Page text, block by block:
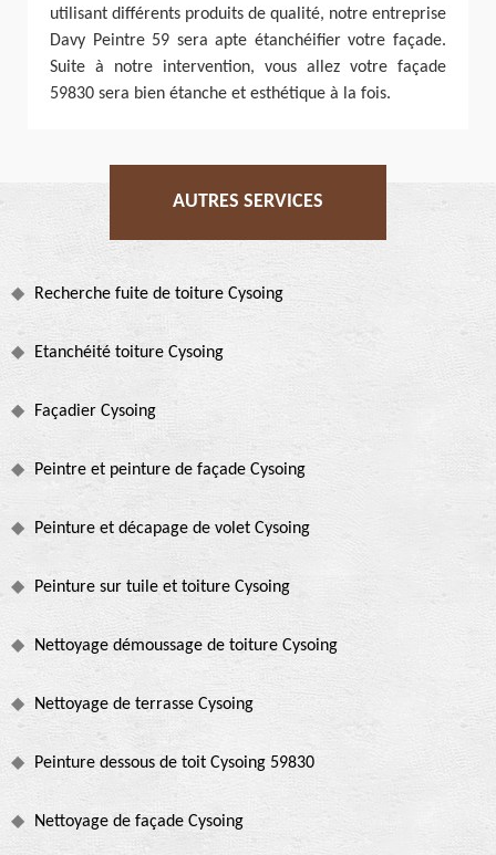
utilisant différents produits de qualité, notre entreprise
Davy Peintre 59 sera apte étanchéifier votre façade.
Suite à notre intervention, vous allez votre façade
59830 sera bien étanche et esthétique à la fois.
AUTRES SERVICES
Recherche fuite de toiture Cysoing
Etanchéité toiture Cysoing
Façadier Cysoing
Peintre et peinture de façade Cysoing
Peinture et décapage de volet Cysoing
Peinture sur tuile et toiture Cysoing
Nettoyage démoussage de toiture Cysoing
Nettoyage de terrasse Cysoing
Peinture dessous de toit Cysoing 59830
Nettoyage de façade Cysoing